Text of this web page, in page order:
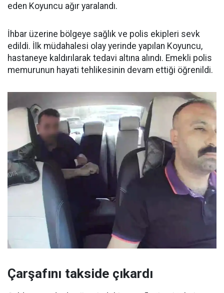
eden Koyuncu ağır yaralandı.
İhbar üzerine bölgeye sağlık ve polis ekipleri sevk
edildi. İlk müdahalesi olay yerinde yapılan Koyuncu,
hastaneye kaldırılarak tedavi altına alındı. Emekli polis
memurunun hayati tehlikesinin devam ettiği öğrenildi.
Çarşafını takside çıkardı